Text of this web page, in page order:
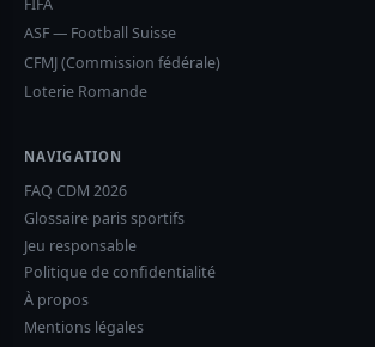
ASF — Football Suisse
CFMJ (Commission fédérale)
Loterie Romande
NAVIGATION
FAQ CDM 2026
Glossaire paris sportifs
Jeu responsable
Politique de confidentialité
À propos
Mentions légales